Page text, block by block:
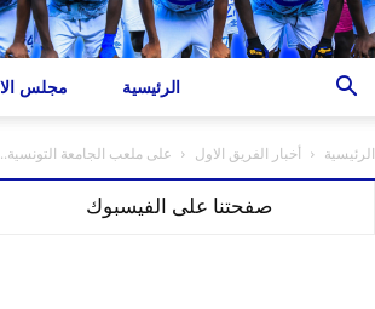
مجلس الرئيسية
الرئيسية أخبار الفريق الاول على ملعب الجامعة التونسية..
صفحتنا على الفيسبوك